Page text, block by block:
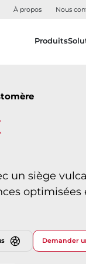
À propos Nous
Produits
un siège
Demander